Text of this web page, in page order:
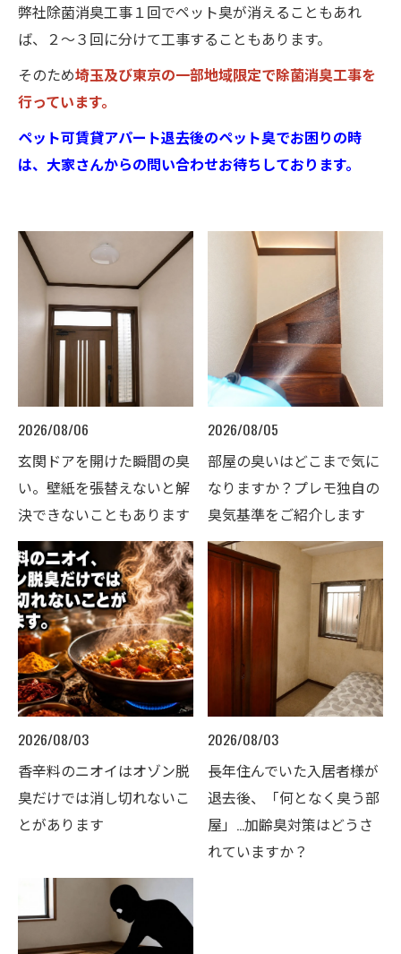
弊社除菌消臭工事１回でペット臭が消えることもあれ
ば、２～３回に分けて工事することもあります。
そのため埼玉及び東京の一部地域限定で除菌消臭工事を
行っています。
ペット可賃貸アパート退去後のペット臭でお困りの時
は、大家さんからの問い合わせお待ちしております。
2026/08/06
玄関ドアを開けた瞬間の臭
い。壁紙を張替えないと解
決できないこともあります
2026/08/05
部屋の臭いはどこまで気に
なりますか？プレモ独自の
臭気基準をご紹介します
2026/08/03
香辛料のニオイはオゾン脱
臭だけでは消し切れないこ
とがあります
2026/08/03
長年住んでいた入居者様が
退去後、「何となく臭う部
屋」…加齢臭対策はどうさ
れていますか？